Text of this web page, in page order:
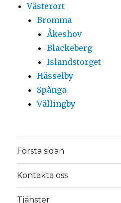
Västerort
Bromma
Åkeshov
Blackeberg
Islandstorget
Hässelby
Spånga
Vällingby
Första sidan
Kontakta oss
Tjänster